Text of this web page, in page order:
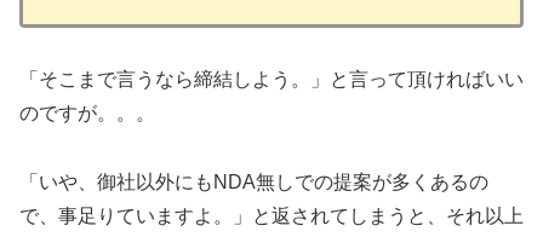
「そこまで言うなら締結しよう。」と言って頂ければいい
のですが。。。
「いや、御社以外にもNDA無しでの提案が多くあるの
で、事足りていますよ。」と返されてしまうと、それ以上